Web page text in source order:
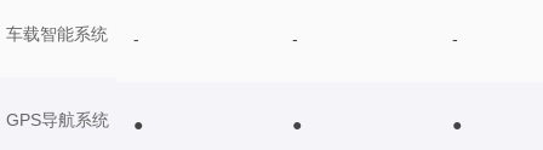
车载智能系统
GPS导航系统
- - -
● ● ●